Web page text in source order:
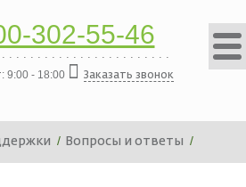
302-55-46
9:00 - 18:00 Заказать звонок
Вопросы и ответы